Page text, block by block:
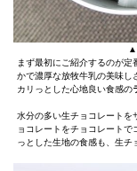
まず最初にご紹介するのが
かで濃厚な放牧牛乳の美味し
カリっとした心地良い食感の
水分の多い生チョコレートを
ョコレートをチョコレート
っとした生地の食感も、生